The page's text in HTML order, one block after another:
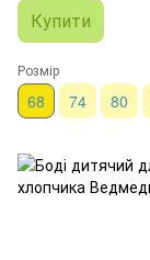
Купити
Розмір
68 74 80